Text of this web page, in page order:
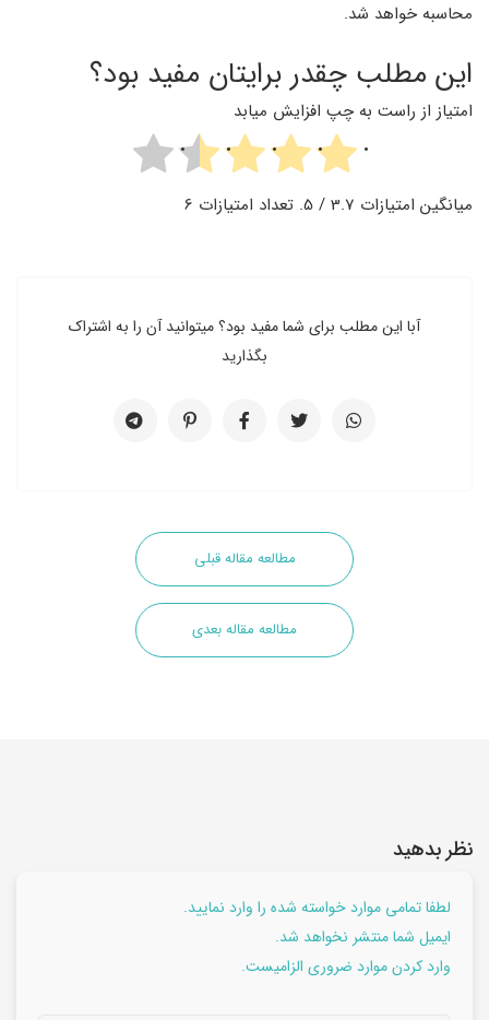
محاسبه خواهد شد.
این مطلب چقدر برایتان مفید بود؟
امتیاز از راست به چپ افزایش میابد
میانگین امتیازات 3.7 / 5. تعداد امتیازات 6
آبا این مطلب برای شما مفید بود؟ میتوانید آن را به اشتراک
بگذارید
مطالعه مقاله قبلی
مطالعه مقاله بعدی
نظر بدهید
لطفا تمامی موارد خواسته شده را وارد نمایید.
ایمیل شما منتشر نخواهد شد.
وارد کردن موارد ضروری الزامیست.